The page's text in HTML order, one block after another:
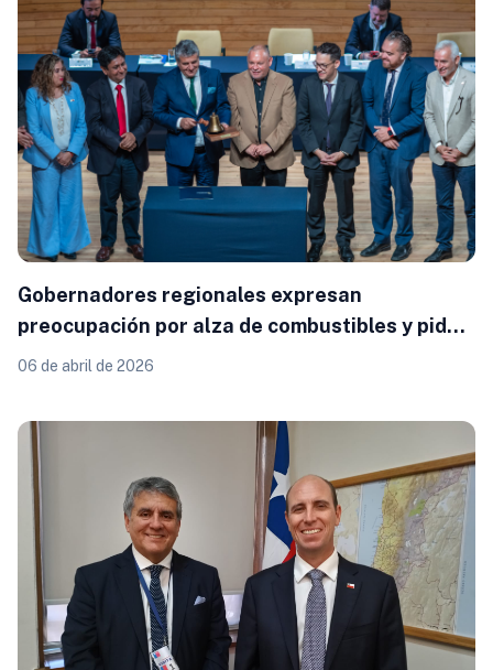
Gobernadores regionales expresan
preocupación por alza de combustibles y piden
subsidios a cargo de Transportes
06 de abril de 2026